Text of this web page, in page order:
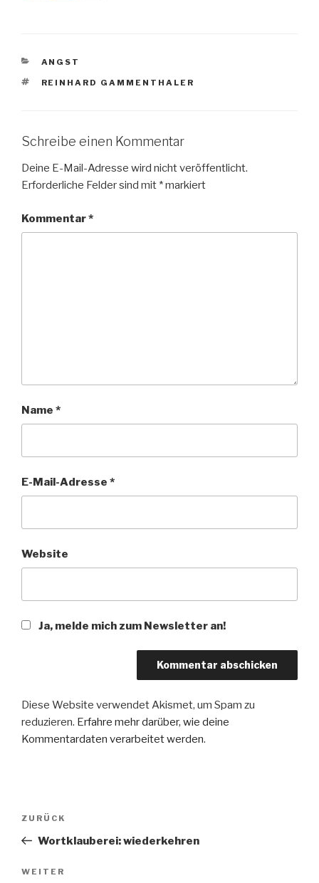
e
b
k
er
KATEGORIEN
ANGST
SCHLAGWÖRTER
REINHARD GAMMENTHALER
Schreibe einen Kommentar
Deine E-Mail-Adresse wird nicht veröffentlicht.
Erforderliche Felder sind mit *markiert
Kommentar*
Name *
E-Mail-Adresse *
Website
Ja, melde mich zum Newsletter an!
Diese Website verwendet Akismet, um Spam zu
reduzieren. Erfahre mehr darüber, wie deine
Kommentardaten verarbeitet werden.
Beitragsnavigation
Vorheriger
Beitrag
ZURÜCK
Wortklauberei: wiederkehren
Nächster
WEITER